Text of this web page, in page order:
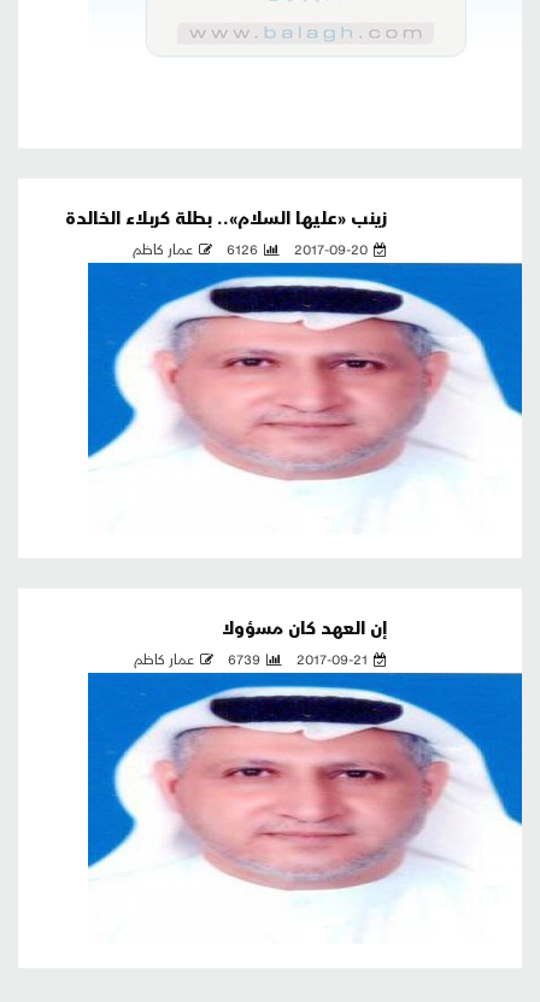
زينب «عليها السلام».. بطلة كربلاء الخالدة
2017-09-20
6126 عمار كاظم
إن العهد كان مسؤولا
2017-09-21
6739 عمار كاظم